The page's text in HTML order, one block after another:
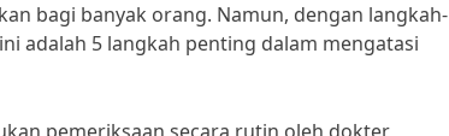
bagi banyak orang. Namun, dengan langkah-
adalah 5 langkah penting dalam mengatasi